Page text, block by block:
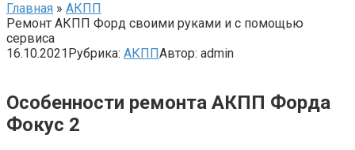
Главная » АКПП
Ремонт АКПП Форд своими руками и с помощью
сервиса
16.10.2021Рубрика: АКППАвтор: admin
Особенности ремонта АКПП Форда
Фокус 2